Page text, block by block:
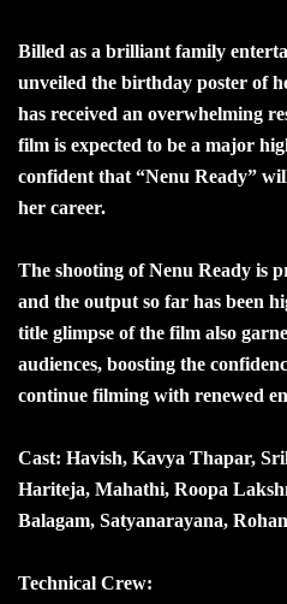
Billed as a brilliant family
unveiled the birthday poster of
has received an overwhelming
film is expected to be a major
confident that “Nenu Ready”
her career.
The shooting of Nenu Ready is
and the output so far has been
title glimpse of the film also
audiences, boosting the
continue filming with renewed
Cast: Havish, Kavya Thapar,
Hariteja, Mahathi, Roopa
Balagam, Satyanarayana,
Technical Crew: